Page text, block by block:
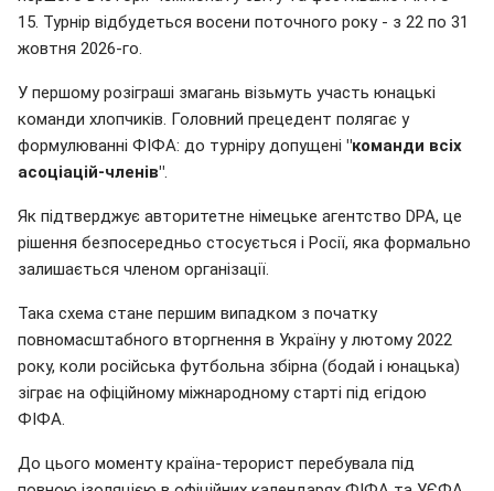
15. Турнір відбудеться восени поточного року - з 22 по 31
жовтня 2026-го.
У першому розіграші змагань візьмуть участь юнацькі
команди хлопчиків. Головний прецедент полягає у
формулюванні ФІФА: до турніру допущені "команди всіх
асоціацій-членів"
Як підтверджує авторитетне німецьке агентство DPA, це
рішення безпосередньо стосується і Росії, яка формально
залишається членом організації.
Така схема стане першим випадком з початку
повномасштабного вторгнення в Україну у лютому 2022
року, коли російська футбольна збірна (бодай і юнацька)
зіграє на офіційному міжнародному старті під егідою
ФІФА.
До цього моменту країна-терорист перебувала під